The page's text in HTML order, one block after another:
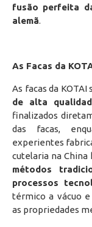
fusão perfeita
alemã.
As Facas da
As facas da
de alta
finalizados
das facas,
experientes
cutelaria na China
métodos
processos
térmico a vácuo
as propriedades